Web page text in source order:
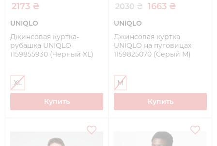
2173 ₴
UNIQLO
Джинсовая куртка-
рубашка UNIQLO
1159855930 (Черный XL)
XL
Купить
2030 ₴ 1663 ₴
UNIQLO
Джинсовая куртка
UNIQLO на пуговицах
1159825070 (Серый M)
M
Купить